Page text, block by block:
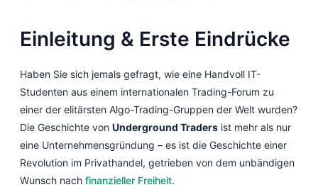
Einleitung & Erste Eindrücke
Haben Sie sich jemals gefragt, wie eine Handvoll IT-
Studenten aus einem internationalen Trading-Forum zu
einer der elitärsten Algo-Trading-Gruppen der Welt wurden?
Die Geschichte von Underground Traders ist mehr als nur
eine Unternehmensgründung – es ist die Geschichte einer
Revolution im Privathandel, getrieben von dem unbändigen
Wunsch nach finanzieller Freiheit.